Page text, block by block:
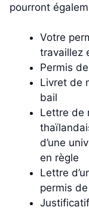
pourront
Votre
travaillez
Permis
Livret de
bail
Lettre de
d’une
en règle
Lettre
permis